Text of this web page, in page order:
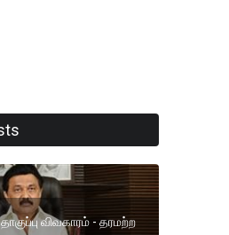
விவகாரம் - தரமற்ற